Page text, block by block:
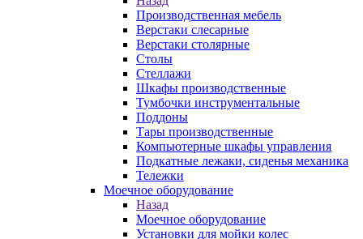
Производственная мебель
Верстаки слесарные
Верстаки столярные
Столы
Стеллажи
Шкафы производственные
Тумбочки инструментальные
Поддоны
Тары производственные
Компьютерные шкафы управления
Подкатные лежаки, сиденья механика
Тележки
Моечное оборудование
Назад
Моечное оборудование
Установки для мойки колес